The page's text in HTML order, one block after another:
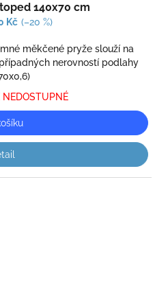
hodnocení
produktu
3,0
z
5
140x70 cm
Kč (–20 %)
měkčené pryže slouží na
nerovností podlahy
NEDOSTUPNÉ